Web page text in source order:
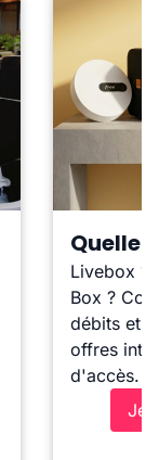
Quelle
Livebox ?
Box ?
débits et
offres
d'accès.
Je